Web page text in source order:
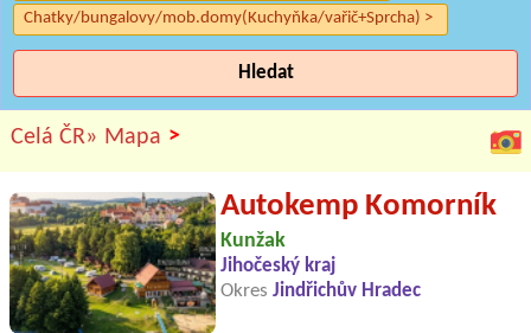
Chatky/bungalovy/mob.domy(Kuchyňka/vařič+Sprcha) >
Hledat
Celá ČR» Mapa >
Autokemp Komorník
Kunžak
Jihočeský kraj
Okres Jindřichův Hradec